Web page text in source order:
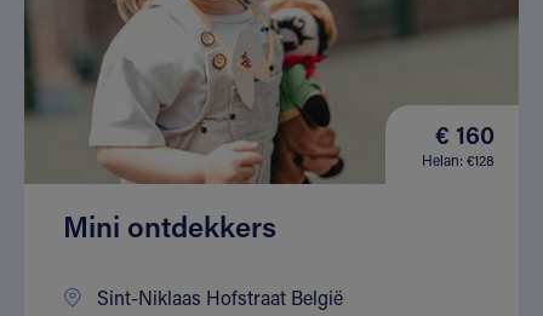
€ 160
Helan: €128
Mini ontdekkers
Sint-Niklaas Hofstraat België